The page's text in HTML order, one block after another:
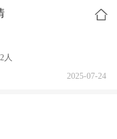
2人
2025-07-24